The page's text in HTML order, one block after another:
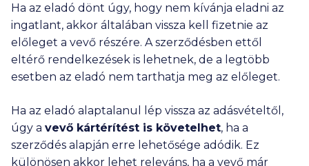
Ha az eladó dönt úgy, hogy nem kívánja eladni az
ingatlant, akkor általában vissza kell fizetnie az
előleget a vevő részére. A szerződésben ettől
eltérő rendelkezések is lehetnek, de a legtöbb
esetben az eladó nem tarthatja meg az előleget.
Ha az eladó alaptalanul lép vissza az adásvételtől,
úgy a vevő kártérítést is követelhet, ha a
szerződés alapján erre lehetősége adódik. Ez
különösen akkor lehet releváns, ha a vevő már